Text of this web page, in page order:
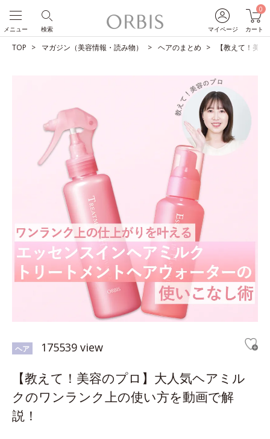
マイページ
0
カート
検索
メニュー
TOP マガジン（美容情報・読み物） ヘアのまとめ 【教えて！美
ヘア 175539 view
【教えて！美容のプロ】大人気ヘアミル
クのワンランク上の使い方を動画で解
説！